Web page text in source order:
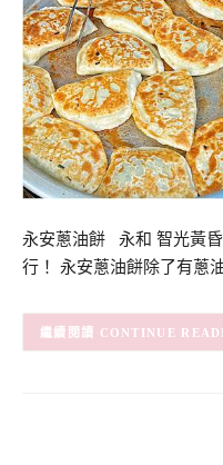
永安蔥油餅 永和 智光黃
行！ 永安蔥油餅除了有蔥
CONTINUE